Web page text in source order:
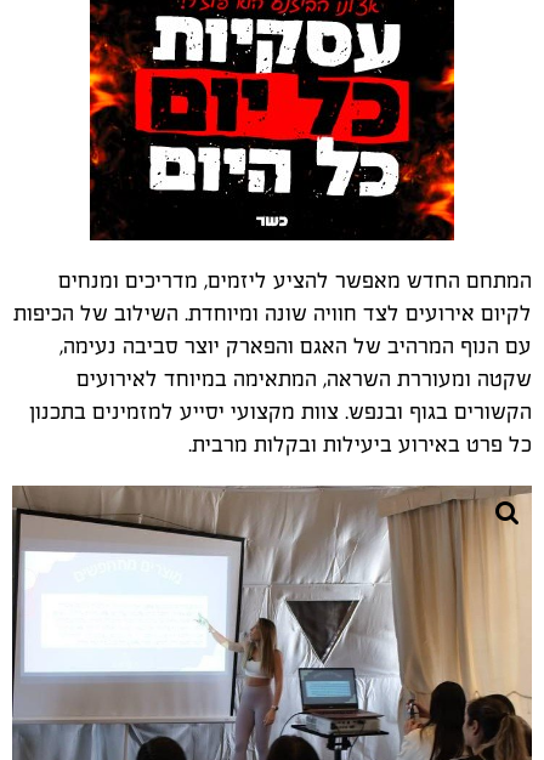
המתחם החדש מאפשר להציע ליזמים, מדריכים ומנחים
לקיום אירועים לצד חוויה שונה ומיוחדת. השילוב של הכיפות
עם הנוף המרהיב של האגם והפארק יוצר סביבה נעימה,
שקטה ומעוררת השראה, המתאימה במיוחד לאירועים
הקשורים בגוף ובנפש. צוות מקצועי יסייע למזמינים בתכנון
כל פרט באירוע ביעילות ובקלות מרבית.